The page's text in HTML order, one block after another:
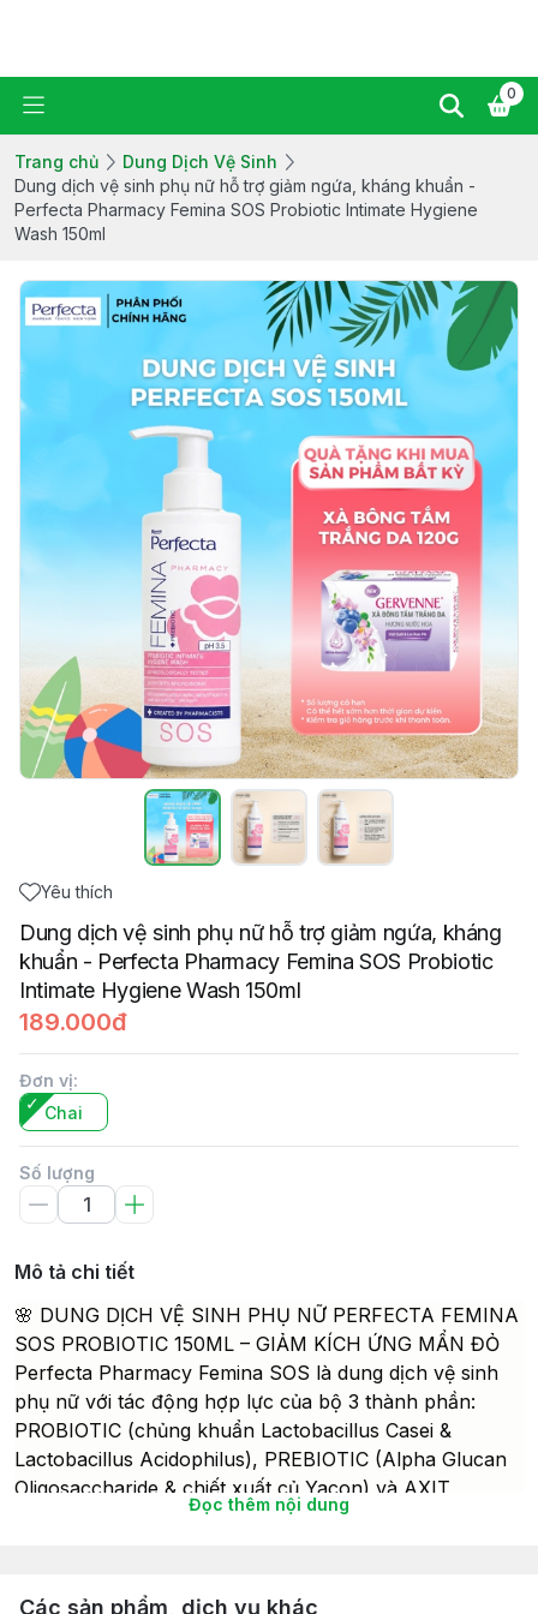
0
Trang chủ
Dung Dịch Vệ Sinh
Dung dịch vệ sinh phụ nữ hỗ trợ giảm ngứa, kháng khuẩn -
Perfecta Pharmacy Femina SOS Probiotic Intimate Hygiene
Wash 150ml
Yêu thích
Dung dịch vệ sinh phụ nữ hỗ trợ giảm ngứa, kháng
khuẩn - Perfecta Pharmacy Femina SOS Probiotic
Intimate Hygiene Wash 150ml
189.000đ
Đơn vị:
Chai
Số lượng
Mô tả chi tiết
🌸 DUNG DỊCH VỆ SINH PHỤ NỮ PERFECTA FEMINA
SOS PROBIOTIC 150ML – GIẢM KÍCH ỨNG MẨN ĐỎ
Perfecta Pharmacy Femina SOS là dung dịch vệ sinh
phụ nữ với tác động hợp lực của bộ 3 thành phần:
PROBIOTIC (chủng khuẩn Lactobacillus Casei &
Lactobacillus Acidophilus), PREBIOTIC (Alpha Glucan
Oligosaccharide & chiết xuất củ Yacon) và AXIT
LACTIC. Phiên bản SOS chuyên làm dịu kích ứng, mẩn
có bổ sung chủng khuẩn có lợi.
Đọc thêm nội dung
Các sản phẩm, dịch vụ khác